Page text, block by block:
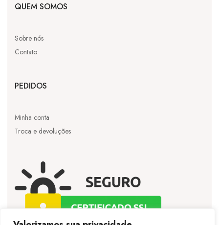
QUEM SOMOS
Sobre nós
Contato
PEDIDOS
Minha conta
Troca e devoluções